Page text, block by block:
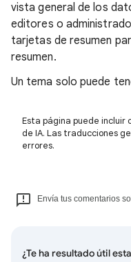
vista general de los
editores o
tarjetas de resumen
resumen.
Un tema solo puede
Esta página puede
de IA. Las traducciones
errores.
Envía tus comentarios
¿Te ha resultado útil